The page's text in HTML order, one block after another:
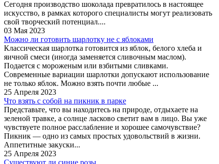
Сегодня производство шоколада превратилось в настоящее
искусство, в рамках которого специалисты могут реализовать
свой творческий потенциал....
03 Мая 2023
Можно ли готовить шарлотку не с яблоками
Классическая шарлотка готовится из яблок, белого хлеба и
яичной смеси (иногда заменяется сливочным маслом).
Подается с мороженым или взбитыми сливками.
Современные вариации шарлотки допускают использование
не только яблок. Можно взять почти любые ...
25 Апреля 2023
Что взять с собой на пикник в парке
Представьте, что вы находитесь на природе, отдыхаете на
зеленой травке, а солнце ласково светит вам в лицо. Вы уже
чувствуете полное расслабление и хорошее самочувствие?
Пикник — одно из самых простых удовольствий в жизни.
Аппетитные закуски...
25 Апреля 2023
Существуют ли синие розы